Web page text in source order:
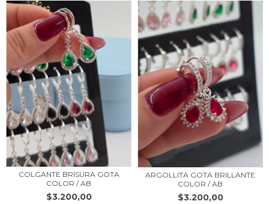
COLGANTE BRISURA GOTA
COLOR / AB
$3.200,00
ARGOLLITA GOTA BRILLANTE
COLOR / AB
$3.200,00